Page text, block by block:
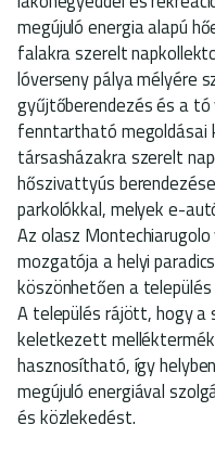
megújuló energia alapú
falakra szerelt
lóverseny pálya mélyére
gyűjtőberendezés és a
fenntartható megoldásai
társasházakra szerelt
hőszivattyús
parkolókkal, melyek e-
Az olasz
mozgatója a helyi
köszönhetően a
A település rájött, hogy
keletkezett
hasznosítható, így
megújuló energiával
és közlekedést.